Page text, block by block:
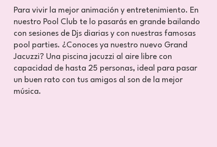
Para vivir la mejor animación y entretenimiento. En
nuestro Pool Club te lo pasarás en grande bailando
con sesiones de Djs diarias y con nuestras famosas
pool parties. ¿Conoces ya nuestro nuevo Grand
Jacuzzi? Una piscina jacuzzi al aire libre con
capacidad de hasta 25 personas, ideal para pasar
un buen rato con tus amigos al son de la mejor
música.